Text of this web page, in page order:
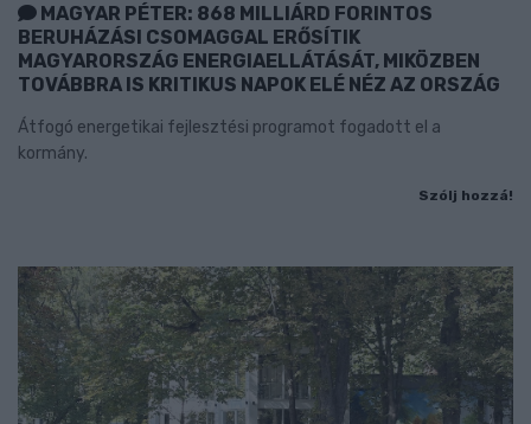
MAGYAR PÉTER: 868 MILLIÁRD FORINTOS
BERUHÁZÁSI CSOMAGGAL ERŐSÍTIK
MAGYARORSZÁG ENERGIAELLÁTÁSÁT, MIKÖZBEN
TOVÁBBRA IS KRITIKUS NAPOK ELÉ NÉZ AZ ORSZÁG
Átfogó energetikai fejlesztési programot fogadott el a
kormány.
Szólj hozzá!